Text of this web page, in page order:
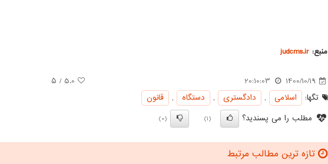
منبع: judcms.ir
1400/10/19
20:10:03
5.0 / ۵
تگها:
اسلامی , دادگستری , دستگاه ,
قانون
مطلب را می پسندید؟
(1)
(0)
تازه ترین مطالب مرتبط